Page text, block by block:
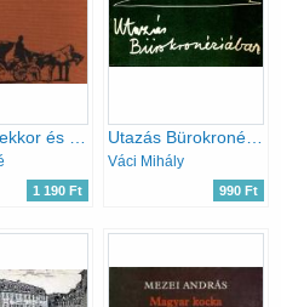
1 190 Ft
Utazás Bürokronéziában
Váci Mihály
990 Ft